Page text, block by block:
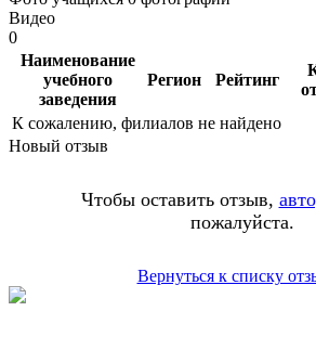
Видео
0
Наименование
учебного
заведения
Регион Рейтинг
К сожалению, филиалов не найдено
Новый отзыв
Чтобы оставить отзыв,
пожалуйста.
Вернуться к списку